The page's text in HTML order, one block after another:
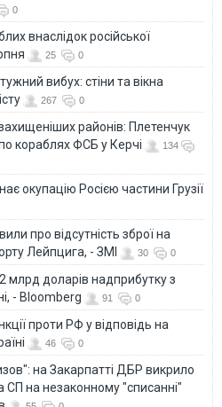
0
внаслідок російської
25 0
вибух: стіни та вікна
267 0
районів: Плетенчук
кораблях ФСБ у Керчі
134
окупацію Росією частини Грузії
про відсутність зброї на
Лейпцига, - ЗМІ
30 0
млрд доларів надприбутку з
- Bloomberg
91 0
проти РФ у відповідь на
46 0
на Закарпатті ДБР викрило
СП на незаконному "списанні"